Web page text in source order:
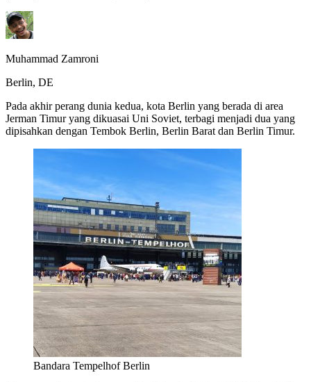
Muhammad Zamroni
Berlin, DE
Pada akhir perang dunia kedua, kota Berlin yang berada di area
Jerman Timur yang dikuasai Uni Soviet, terbagi menjadi dua yang
dipisahkan dengan Tembok Berlin, Berlin Barat dan Berlin Timur.
Bandara Tempelhof Berlin